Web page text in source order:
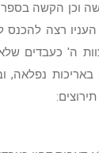
וכן הקשה
רצה להכנס
ה' כעבדים
נפלאה,